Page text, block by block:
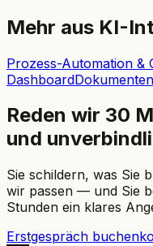
Mehr aus KI-
Prozess-Automation &
Dashboard
Reden wir 30
und
Sie schildern, was Sie
wir passen — und Sie
Stunden ein klares
Erstgespräch buchen